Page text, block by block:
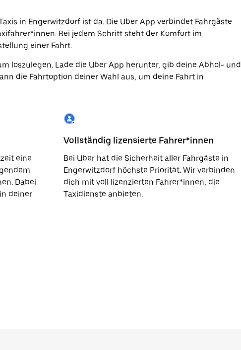
in Engerwitzdorf ist da. Die Uber App verbindet Fahrgäste
Bei jedem Schritt steht der Komfort im
einer Fahrt.
loszulegen. Lade die Uber App herunter, gib deine Abhol- und
die Fahrtoption deiner Wahl aus, um deine Fahrt in
eine
Dabei
deiner
Vollständig lizensierte Fahrer*innen
Bei Uber hat die Sicherheit aller Fahrgäste in
Engerwitzdorf höchste Priorität. Wir verbinden
dich mit voll lizenzierten Fahrer*innen, die
Taxidienste anbieten.